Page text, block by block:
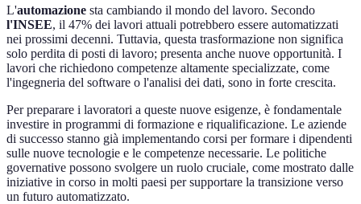
L'automazione sta cambiando il mondo del lavoro. Secondo
l'INSEE, il 47% dei lavori attuali potrebbero essere automatizzati
nei prossimi decenni. Tuttavia, questa trasformazione non significa
solo perdita di posti di lavoro; presenta anche nuove opportunità. I
lavori che richiedono competenze altamente specializzate, come
l'ingegneria del software o l'analisi dei dati, sono in forte crescita.
Per preparare i lavoratori a queste nuove esigenze, è fondamentale
investire in programmi di formazione e riqualificazione. Le aziende
di successo stanno già implementando corsi per formare i dipendenti
sulle nuove tecnologie e le competenze necessarie. Le politiche
governative possono svolgere un ruolo cruciale, come mostrato dalle
iniziative in corso in molti paesi per supportare la transizione verso
un futuro automatizzato.